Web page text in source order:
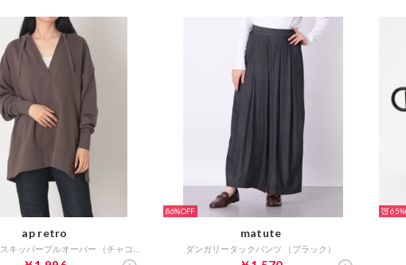
ap retro
86%
matute
ダンガリータックパンツ （ブラック）
65%